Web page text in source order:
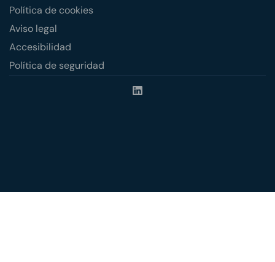
Política de cookies
Aviso legal
Accesibilidad
Política de seguridad